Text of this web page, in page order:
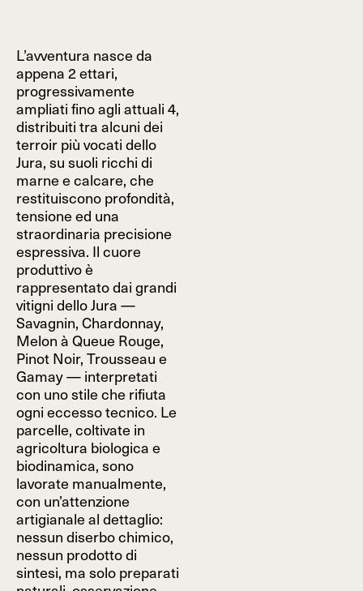
L’avventura nasce da
appena 2 ettari,
progressivamente
ampliati fino agli attuali 4,
distribuiti tra alcuni dei
terroir più vocati dello
Jura, su suoli ricchi di
marne e calcare, che
restituiscono profondità,
tensione ed una
straordinaria precisione
espressiva. Il cuore
produttivo è
rappresentato dai grandi
vitigni dello Jura —
Savagnin, Chardonnay,
Melon à Queue Rouge,
Pinot Noir, Trousseau e
Gamay — interpretati
con uno stile che rifiuta
ogni eccesso tecnico. Le
parcelle, coltivate in
agricoltura biologica e
biodinamica, sono
lavorate manualmente,
con un’attenzione
artigianale al dettaglio:
nessun diserbo chimico,
nessun prodotto di
sintesi, ma solo preparati